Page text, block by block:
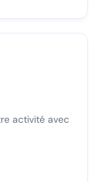
activité avec